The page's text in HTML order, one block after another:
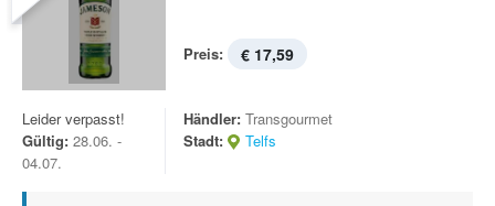
Preis: € 17,59
Leider verpasst!
Gültig: 28.06. -
04.07.
Händler: Transgourmet
Stadt:
Telfs